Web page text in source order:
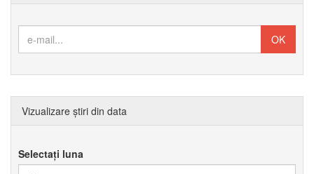
Vizualizare știri din data
Selectați luna